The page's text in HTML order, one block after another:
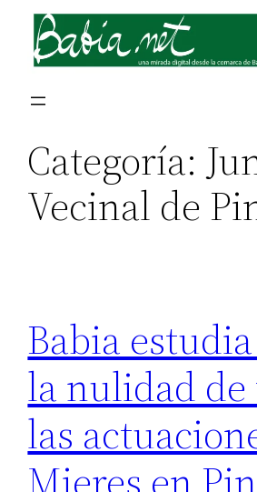
Saltar
contenido
Categoría:
Vecinal de
Babia
la nulidad de
las